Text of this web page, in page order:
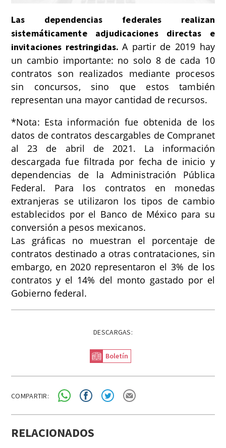
Las dependencias federales realizan
sistemáticamente adjudicaciones directas e
invitaciones restringidas.A partir de 2019 hay
un cambio importante: no solo 8 de cada 10
contratos son realizados mediante procesos
sin concursos, sino que estos también
representan una mayor cantidad de recursos.
*Nota: Esta información fue obtenida de los
datos de contratos descargables de Compranet
al 23 de abril de 2021. La información
descargada fue filtrada por fecha de inicio y
dependencias de la Administración Pública
Federal. Para los contratos en monedas
extranjeras se utilizaron los tipos de cambio
establecidos por el Banco de México para su
conversión a pesos mexicanos.
Las gráficas no muestran el porcentaje de
contratos destinado a otras contrataciones, sin
embargo, en 2020 representaron el 3% de los
contratos y el 14% del monto gastado por el
Gobierno federal.
DESCARGAS:
Boletín
COMPARTIR:
RELACIONADOS